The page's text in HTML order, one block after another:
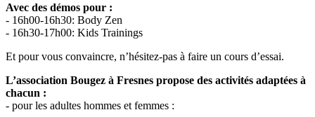
Avec des démos pour :
- 16h00-16h30: Body Zen
- 16h30-17h00: Kids Trainings
Et pour vous convaincre, n’hésitez-pas à faire un cours d’essai.
L’association Bougez à Fresnes propose des activités adaptées à
chacun :
- pour les adultes hommes et femmes :